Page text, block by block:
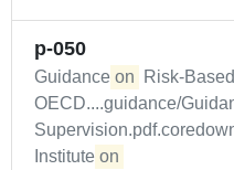
p-050
Guidance on
Risk-
OECD....guidance/
Institute on